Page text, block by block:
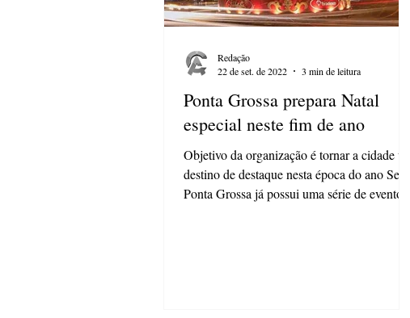
Ponta Grossa prepara Natal
especial neste fim de ano
Objetivo da organização é tornar a cidade um
destino de destaque nesta época do ano Se
Ponta Grossa já possui uma série de eventos...
Redação
22 de set. de 2022
3 min de leitura